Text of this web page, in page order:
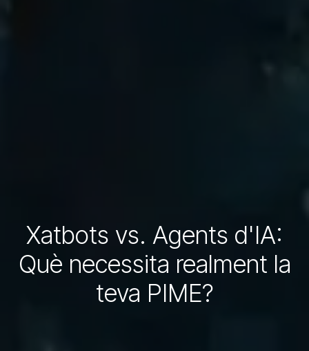
Xatbots vs. Agents d'IA:
Què necessita realment la
teva PIME?